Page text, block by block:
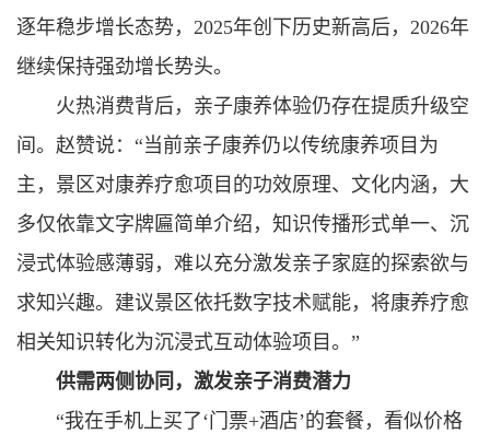
逐年稳步增长态势，2025年创下历史新高后，2026年
继续保持强劲增长势头。
火热消费背后，亲子康养体验仍存在提质升级空
间。赵赞说：“当前亲子康养仍以传统康养项目为
主，景区对康养疗愈项目的功效原理、文化内涵，大
多仅依靠文字牌匾简单介绍，知识传播形式单一、沉
浸式体验感薄弱，难以充分激发亲子家庭的探索欲与
求知兴趣。建议景区依托数字技术赋能，将康养疗愈
相关知识转化为沉浸式互动体验项目。”
供需两侧协同，激发亲子消费潜力
“我在手机上买了‘门票+酒店’的套餐，看似价格